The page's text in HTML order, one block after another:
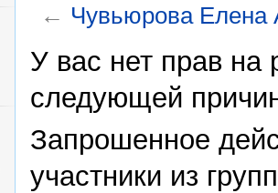
← Чувьюрова Елена
У вас нет прав на
следующей
Запрошенное
участники из